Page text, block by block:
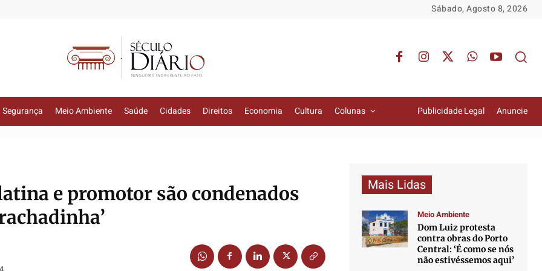
Sábado, Agosto 8, 2026
Segurança Meio Ambiente Saúde Cidades Direitos Economia Cultura Colunas Publicidade Legal Anuncie
e promotor são condenados
Mais Lidas
Meio Ambiente
Dom Luiz protesta
contra obras do Porto
Central: ‘É como se nós
não estivéssemos aqui’